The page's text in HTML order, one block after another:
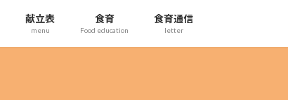
献立表
menu
食育
Food education
食育通信
letter